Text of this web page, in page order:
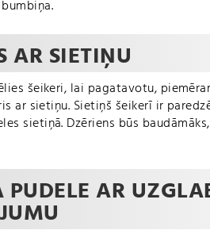
AR SIETIŅU
šeikeri, lai pagatavotu,
ar sietiņu. Sietiņš šeikerī ir
sietiņā. Dzēriens būs
PUDELE AR